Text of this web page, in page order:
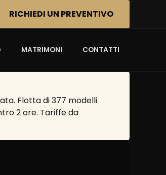
RICHIEDI UN PREVENTIVO
MATRIMONI CONTATTI
Flotta di 377 modelli
2 ore. Tariffe da